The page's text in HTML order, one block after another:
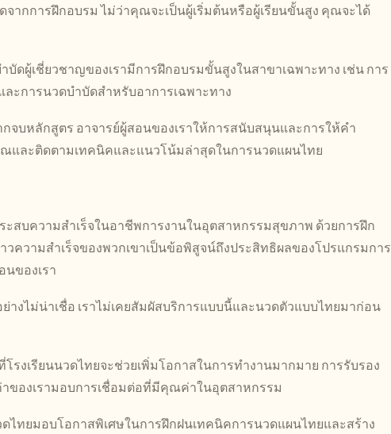
ากการฝึกอบรม ไม่ว่าคุณจะเป็นผู้เริ่มต้นหรือผู้เรียนขั้นสูง คุณจะได้
ดผู้เชี่ยวชาญของเรามีการฝึกอบรมขั้นสูงในสาขาเฉพาะทาง เช่น การ
ะการนวดบำบัดสำหรับอาการเฉพาะทาง
กจบหลักสูตร อาจารย์ผู้สอนของเราให้การสนับสนุนและการให้คำ
และติดตามเทคนิคและแนวโน้มล่าสุดในการนวดแผนไทย
ะสบความสำเร็จในอาชีพการงานในอุตสาหกรรมสุขภาพ ด้วยการฝึก
ความสำเร็จของพวกเขาเป็นข้อพิสูจน์ถึงประสิทธิผลของโปรแกรมการ
ของเรา
งไม่น่าเชื่อ เราไม่เคยสัมผัสบริการแบบนี้และนวดตัวแบบไทยมาก่อน
รงเรียนนวดไทยจะช่วยเพิ่มโอกาสในการทำงานมากมาย การรับรอง
าของเรามอบการเชื่อมต่อที่มีคุณค่าในอุตสาหกรรม
ไทยมอบโอกาสพิเศษในการฝึกฝนเทคนิคการนวดแผนไทยและสร้าง